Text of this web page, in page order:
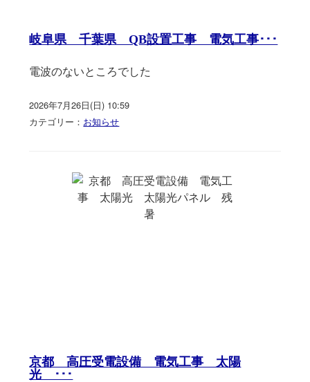
岐阜県 千葉県 QB設置工事 電気工事･･･
電波のないところでした
2026年7月26日(日) 10:59
カテゴリー： お知らせ
京都 高圧受電設備 電気工事 太陽
光 ･･･